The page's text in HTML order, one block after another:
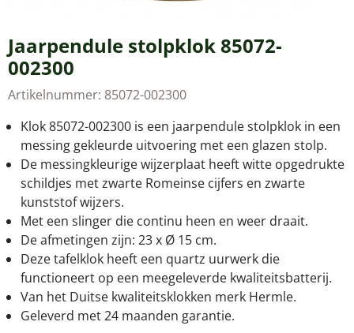
Jaarpendule stolpklok 85072-
002300
Artikelnummer: 85072-002300
Klok 85072-002300 is een jaarpendule stolpklok in een
messing gekleurde uitvoering met een glazen stolp.
De messingkleurige wijzerplaat heeft witte opgedrukte
schildjes met zwarte Romeinse cijfers en zwarte
kunststof wijzers.
Met een slinger die continu heen en weer draait.
De afmetingen zijn: 23 x Ø 15 cm.
Deze tafelklok heeft een quartz uurwerk die
functioneert op een meegeleverde kwaliteitsbatterij.
Van het Duitse kwaliteitsklokken merk Hermle.
Geleverd met 24 maanden garantie.